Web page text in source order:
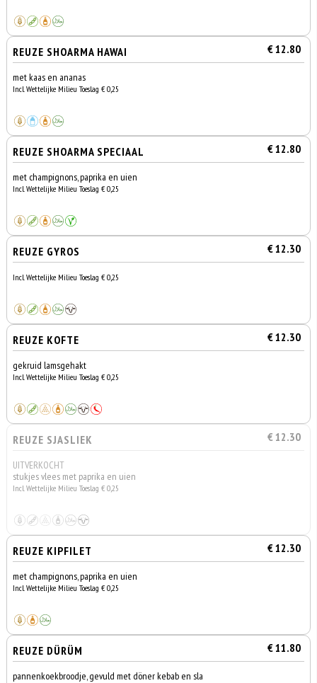
REUZE SHOARMA HAWAI € 12.80
met kaas en ananas
Incl. Wettelijke Milieu Toeslag € 0,25
REUZE SHOARMA SPECIAAL € 12.80
met champignons, paprika en uien
Incl. Wettelijke Milieu Toeslag € 0,25
REUZE GYROS € 12.30
Incl. Wettelijke Milieu Toeslag € 0,25
REUZE KOFTE € 12.30
gekruid lamsgehakt
Incl. Wettelijke Milieu Toeslag € 0,25
REUZE SJASLIEK € 12.30
UITVERKOCHT
stukjes vlees met paprika en uien
Incl. Wettelijke Milieu Toeslag € 0,25
REUZE KIPFILET € 12.30
met champignons, paprika en uien
Incl. Wettelijke Milieu Toeslag € 0,25
REUZE DÜRÜM € 11.80
pannenkoekbroodje, gevuld met döner kebab en sla